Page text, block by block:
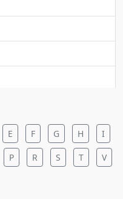
E F G H I
P R S T V